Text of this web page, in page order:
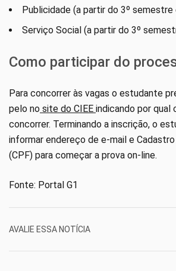
Publicidade (a partir do 3º semestre
Serviço Social (a partir do 3º
Como participar do
Para concorrer às vagas o estudante
pelo no site do CIEE indicando por qual
concorrer. Terminando a inscrição, o
informar endereço de e-mail e
(CPF) para começar a prova on-line.
Fonte: Portal G1
AVALIE ESSA NOTÍCIA